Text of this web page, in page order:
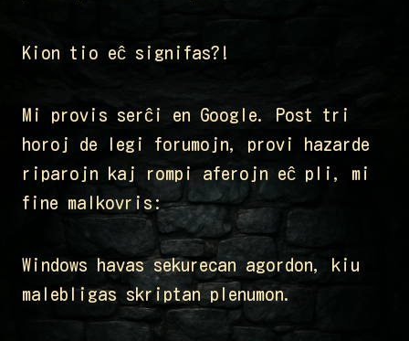
Kion tio eĉ signifas?!
Mi provis serĉi en Google. Post tri
horoj de legi forumojn, provi hazarde
riparojn kaj rompi aferojn eĉ pli, mi
fine malkovris:
Windows havas sekurecan agordon, kiu
malebligas skriptan plenumon.